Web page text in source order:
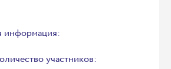
информация:
участников: